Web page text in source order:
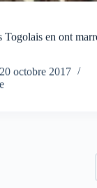
Togolais en ont
20 octobre 2017